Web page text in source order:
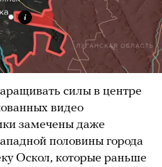
силы в центре
видео
замечены даже
половины города
Оскол, которые раньше